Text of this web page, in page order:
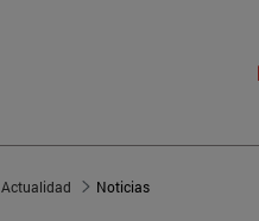
Actualidad Noticias